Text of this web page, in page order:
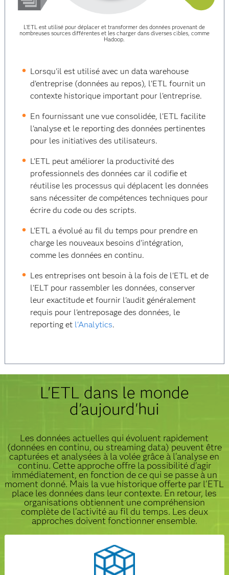
L'ETL est utilisé pour déplacer et transformer des données provenant de
nombreuses sources différentes et les charger dans diverses cibles, comme
Hadoop.
Lorsqu'il est utilisé avec un data warehouse
d'entreprise (données au repos), l'ETL fournit un
contexte historique important pour l'entreprise.
En fournissant une vue consolidée, l'ETL facilite
l'analyse et le reporting des données pertinentes
pour les initiatives des utilisateurs.
L'ETL peut améliorer la productivité des
professionnels des données car il codifie et
réutilise les processus qui déplacent les données
sans nécessiter de compétences techniques pour
écrire du code ou des scripts.
L'ETL a évolué au fil du temps pour prendre en
charge les nouveaux besoins d'intégration,
comme les données en continu.
Les entreprises ont besoin à la fois de l'ETL et de
l'ELT pour rassembler les données, conserver
leur exactitude et fournir l'audit généralement
requis pour l'entreposage des données, le
reporting et l'Analytics.
L'ETL dans le monde
d'aujourd'hui
Les données actuelles qui évoluent rapidement
(données en continu, ou streaming data) peuvent être
capturées et analysées à la volée grâce à l'analyse en
continu. Cette approche offre la possibilité d'agir
immédiatement, en fonction de ce qui se passe à un
moment donné. Mais la vue historique offerte par l'ETL
place les données dans leur contexte. En retour, les
organisations obtiennent une compréhension
complète de l'activité au fil du temps. Les deux
approches doivent fonctionner ensemble.